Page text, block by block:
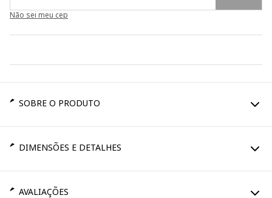
Não sei meu cep
SOBRE O PRODUTO
DIMENSÕES E DETALHES
AVALIAÇÕES